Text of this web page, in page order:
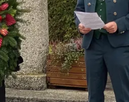
Familien
Kendlmühlfilz
en
Baden
Winter
ramm
Römerregio
n Chiemsee
Bienenregi
on Grassau